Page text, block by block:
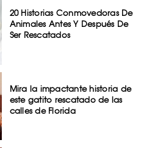
20 Historias Conmovedoras De
Animales Antes Y Después De
Ser Rescatados
Mira la impactante historia de
este gatito rescatado de las
calles de Florida